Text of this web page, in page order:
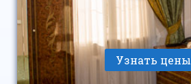
Узнать цены